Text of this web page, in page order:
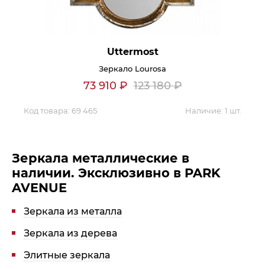
Uttermost
Зеркало Lourosa
73 910 ₽ 123 180₽
Код товара: 69 465 Наличие: 1 шт.
Зеркала металлические в
наличии. Эксклюзивно в PARK
AVENUE
Зеркала из металла
Зеркала из дерева
Элитные зеркала